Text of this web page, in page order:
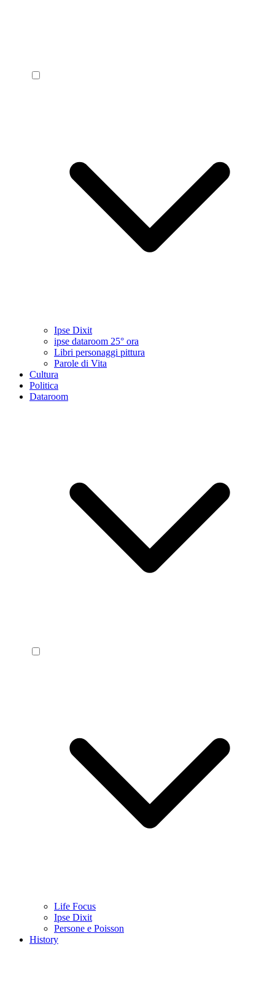
Ipse Dixit
ipse dataroom 25° ora
Libri personaggi pittura
Parole di Vita
Cultura
Politica
Dataroom
Life Focus
Ipse Dixit
Persone e Poisson
History